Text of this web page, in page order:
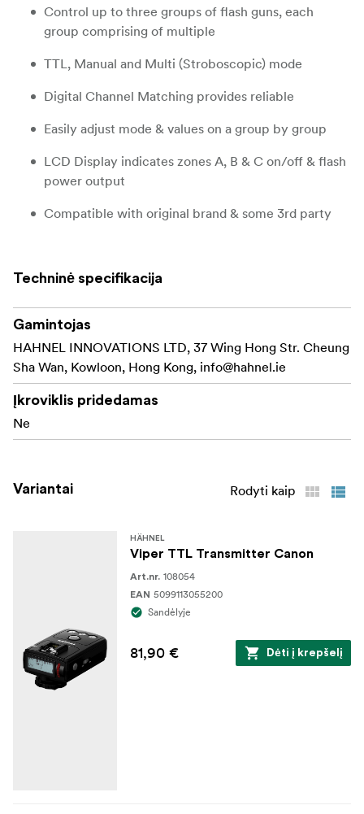
Control up to three groups of flash guns, each
group comprising of multiple
TTL, Manual and Multi (Stroboscopic) mode
Digital Channel Matching provides reliable
Easily adjust mode & values on a group by group
LCD Display indicates zones A, B & C on/off & flash
power output
Compatible with original brand & some 3rd party
for off-camera
Micro USB socket for software upgrade
Box includedes only transmitter, receiver are sold
seperatley
Techninė specifikacija
Gamintojas
HAHNEL INNOVATIONS LTD, 37 Wing Hong Str. Cheung
Sha Wan, Kowloon, Hong Kong, info@hahnel.ie
Įkroviklis pridedamas
Ne
Variantai Rodyti kaip
HÄHNEL
Viper TTL Transmitter Canon
Art.nr. 108054
EAN 5099113055200
Sandėlyje
81,90 € Dėti į krepšelį